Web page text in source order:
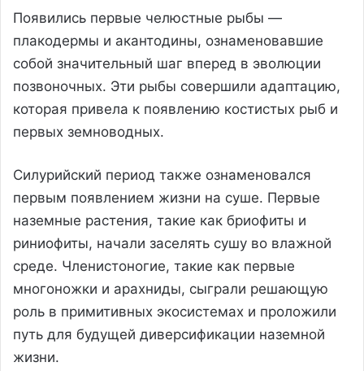
Появились первые челюстные рыбы —
плакодермы и акантодины, ознаменовавшие
собой значительный шаг вперед в эволюции
позвоночных. Эти рыбы совершили адаптацию,
которая привела к появлению костистых рыб и
первых земноводных.
Силурийский период также ознаменовался
первым появлением жизни на суше. Первые
наземные растения, такие как бриофиты и
риниофиты, начали заселять сушу во влажной
среде. Членистоногие, такие как первые
многоножки и арахниды, сыграли решающую
роль в примитивных экосистемах и проложили
путь для будущей диверсификации наземной
жизни.